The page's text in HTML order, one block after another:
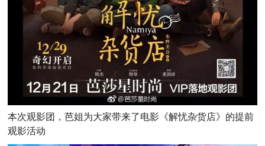
本次观影团，芭姐为大家带来了电影《解忧杂货店》的提前
观影活动